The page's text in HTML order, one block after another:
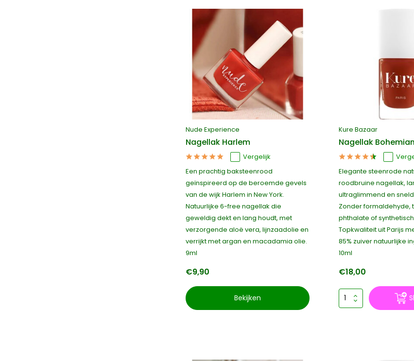
Nude Experience
Nagellak Harlem
Vergelijk
Een prachtig baksteenrood
geïnspireerd op de beroemde gevels
van de wijk Harlem in New York.
Natuurlijke 6-free nagellak die
geweldig dekt en lang houdt, met
verzorgende aloë vera, lijnzaadolie en
verrijkt met argan en macadamia olie.
9ml
€9,90
Bekijken
Kure Bazaar
Nagellak Bohemian
Elegante steenrode
roodbruine nagellak,
ultraglimmend en
Zonder formaldehyde,
phthalate of
Topkwaliteit uit Parijs
85% zuiver natuurlijke
10ml
€18,00